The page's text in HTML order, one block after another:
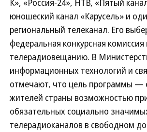
К», «Россия-24», НТВ, «Пятый
юношеский канал «Карусель» и
региональный телеканал. Его
федеральная конкурсная комиссия
телерадиовещанию. В
информационных технологий и
отмечают, что цель программы —
жителей страны возможностью
обязательных социально
телерадиоканалов в свободном